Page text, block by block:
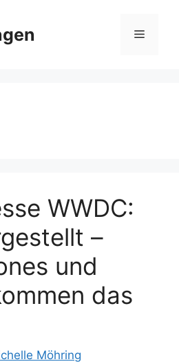
Menü
WWDC:
–
und
das
Möhring